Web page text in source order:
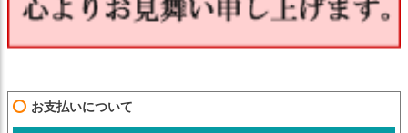
お支払いについて